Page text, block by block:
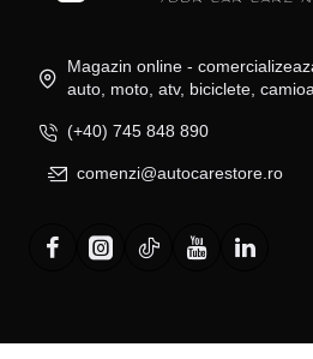
Magazin online -
auto, moto, atv, biciclete,
(+40) 745 848 890
comenzi@autocarestore.ro